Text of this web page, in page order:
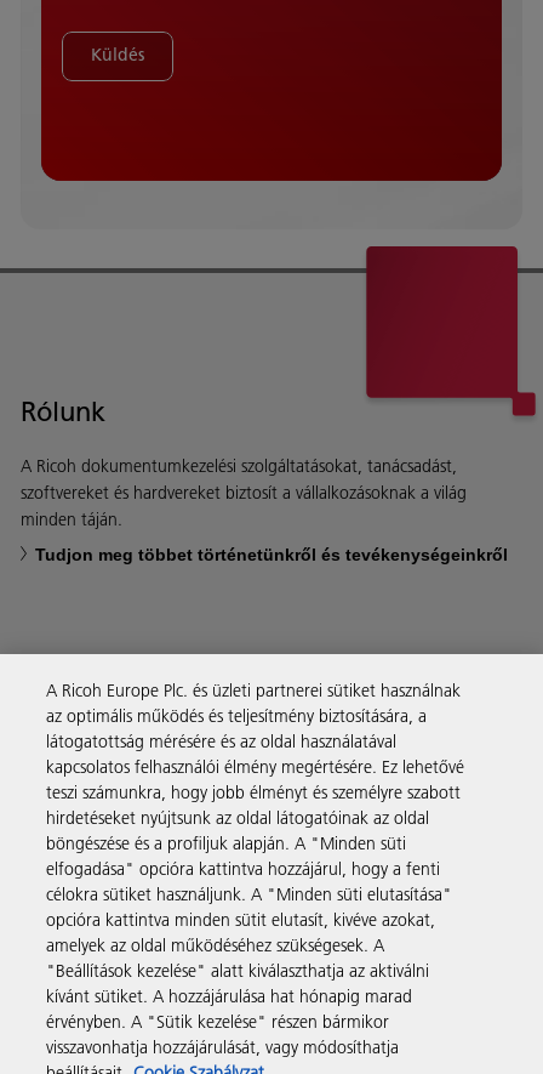
Küldés
Rólunk
A Ricoh dokumentumkezelési szolgáltatásokat, tanácsadást,
szoftvereket és hardvereket biztosít a vállalkozásoknak a világ
minden táján.
Tudjon meg többet történetünkről és tevékenységeinkről
Business Solutions
Termékek és szolgáltatások
Támogatás és kapcsolat
Tudásbázis
Kövessen bennünket
A Ricoh Europe Plc. és üzleti partnerei sütiket használnak
az optimális működés és teljesítmény biztosítására, a
látogatottság mérésére és az oldal használatával
kapcsolatos felhasználói élmény megértésére. Ez lehetővé
teszi számunkra, hogy jobb élményt és személyre szabott
hirdetéseket nyújtsunk az oldal látogatóinak az oldal
böngészése és a profiljuk alapján. A "Minden süti
elfogadása" opcióra kattintva hozzájárul, hogy a fenti
célokra sütiket használjunk. A "Minden süti elutasítása"
opcióra kattintva minden sütit elutasít, kivéve azokat,
amelyek az oldal működéséhez szükségesek. A
"Beállítások kezelése" alatt kiválaszthatja az aktiválni
kívánt sütiket. A hozzájárulása hat hónapig marad
érvényben. A "Sütik kezelése" részen bármikor
visszavonhatja hozzájárulását, vagy módosíthatja